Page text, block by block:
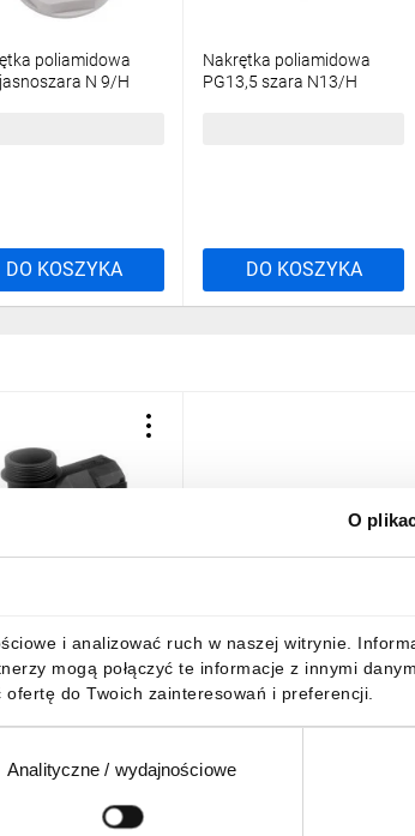
O
i analizować ruch w naszej witrynie.
mogą połączyć te informacje z innymi
do Twoich zainteresowań i preferencji.
Analityczne / wydajnościowe
poliamidowa
N 9/H
DO KOSZYKA
Nakrętka poliamidowa
PG13,5 szara N13/H
DO KOSZYKA
07050101501
złbrutto
DO KOSZYKA